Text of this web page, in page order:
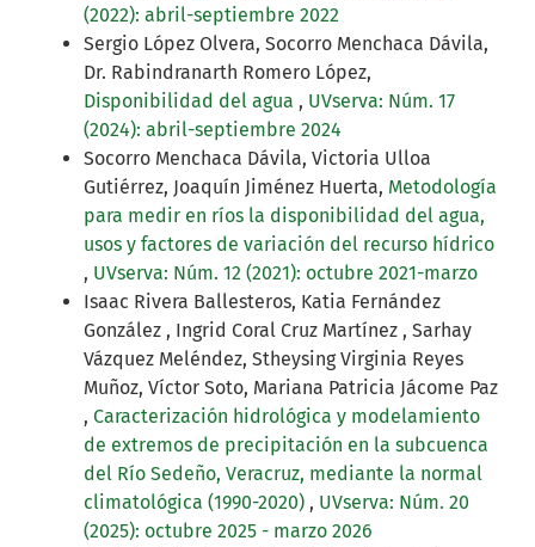
(2022): abril-septiembre 2022
Sergio López Olvera, Socorro Menchaca Dávila,
Dr. Rabindranarth Romero López,
Disponibilidad del agua , UVserva: Núm. 17
(2024): abril-septiembre 2024
Socorro Menchaca Dávila, Victoria Ulloa
Gutiérrez, Joaquín Jiménez Huerta, Metodología
para medir en ríos la disponibilidad del agua,
usos y factores de variación del recurso hídrico
, UVserva: Núm. 12 (2021): octubre 2021-marzo
Isaac Rivera Ballesteros, Katia Fernández
González , Ingrid Coral Cruz Martínez , Sarhay
Vázquez Meléndez, Stheysing Virginia Reyes
Muñoz, Víctor Soto, Mariana Patricia Jácome Paz
, Caracterización hidrológica y modelamiento
de extremos de precipitación en la subcuenca
del Río Sedeño, Veracruz, mediante la normal
climatológica (1990-2020) , UVserva: Núm. 20
(2025): octubre 2025 - marzo 2026